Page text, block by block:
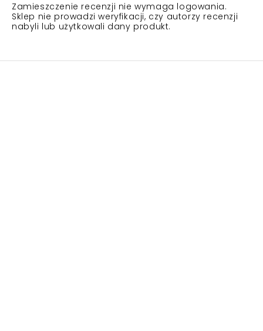
Zamieszczenie recenzji nie wymaga logowania.
Sklep nie prowadzi weryfikacji, czy autorzy recenzji
nabyli lub użytkowali dany produkt.